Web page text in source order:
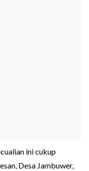
ini cukup
Desa Jambuwer,